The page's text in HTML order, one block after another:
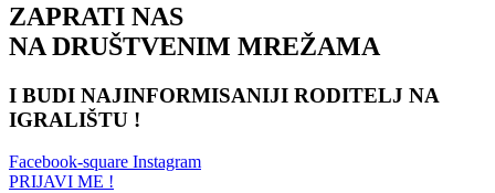
ZAPRATI NAS
NA DRUŠTVENIM MREŽAMA
I BUDI NAJINFORMISANIJI RODITELJ NA
IGRALIŠTU !
Facebook-square Instagram
PRIJAVI ME !